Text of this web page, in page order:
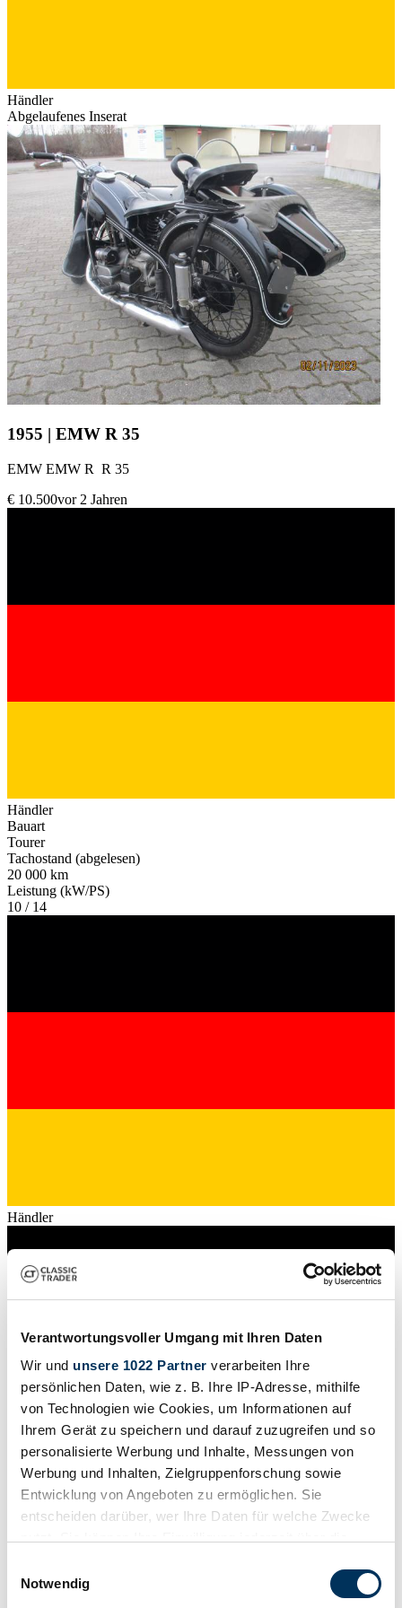
Verantwortungsvoller Umgang mit Ihren Daten
Wir und unsere 1022 Partner verarbeiten Ihre
persönlichen Daten, wie z. B. Ihre IP-Adresse, mithilfe
von Technologien wie Cookies, um Informationen auf
Ihrem Gerät zu speichern und darauf zuzugreifen und so
personalisierte Werbung und Inhalte, Messungen von
Werbung und Inhalten, Zielgruppenforschung sowie
Entwicklung von Angeboten zu ermöglichen. Sie
entscheiden darüber, wer Ihre Daten für welche Zwecke
Trigger Symbol ändern oder widerrufen
Notwendig
Händler
Abgelaufenes Inserat
1955 | EMW R 35
EMW EMW R R 35
€ 10.500vor 2 Jahren
Händler
Bauart
Tourer
Tachostand (abgelesen)
20 000 km
Leistung (kW/PS)
10 / 14
Händler
Abgelaufenes Inserat